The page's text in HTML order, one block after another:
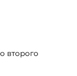
второго